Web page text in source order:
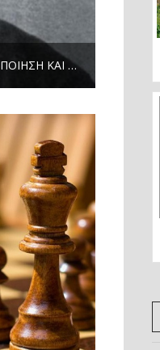
ΛΟΡΈΝΤΖΟΣ ΜΑΒΊΛΗΣ: ΠΑΤΡΙΩΤΙΣΜΌΣ, ΠΟΊΗΣΗ ΚΑΙ ΣΚΆΚΙ (ΜΈΡΟΣ 1Ο) | ΣΠΎΡΟΣ ΙΛΑΝΤΖΉΣ